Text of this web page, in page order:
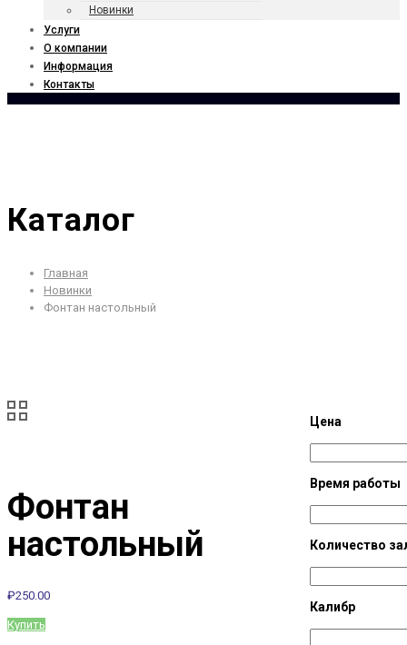
Новинки
Услуги
О компании
Информация
Контакты
Каталог
Главная
Новинки
Фонтан настольный
Фонтан
настольный
₽250.00
Купить
Цена
Время работы
Количество
Калибр